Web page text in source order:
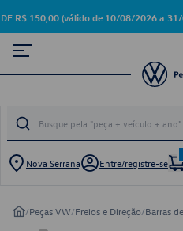
R$ 150,00 (válido de 10/08/2026 a
Nova Serrana Entre/registre-se
/Peças VW/Freios e Direção/Barras